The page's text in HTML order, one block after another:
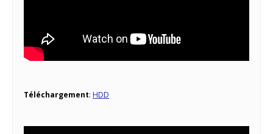
Téléchargement: HDD